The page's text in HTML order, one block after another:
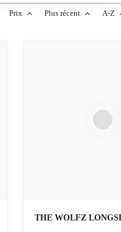
Prix Plus récent A-Z
THE WOLFZ